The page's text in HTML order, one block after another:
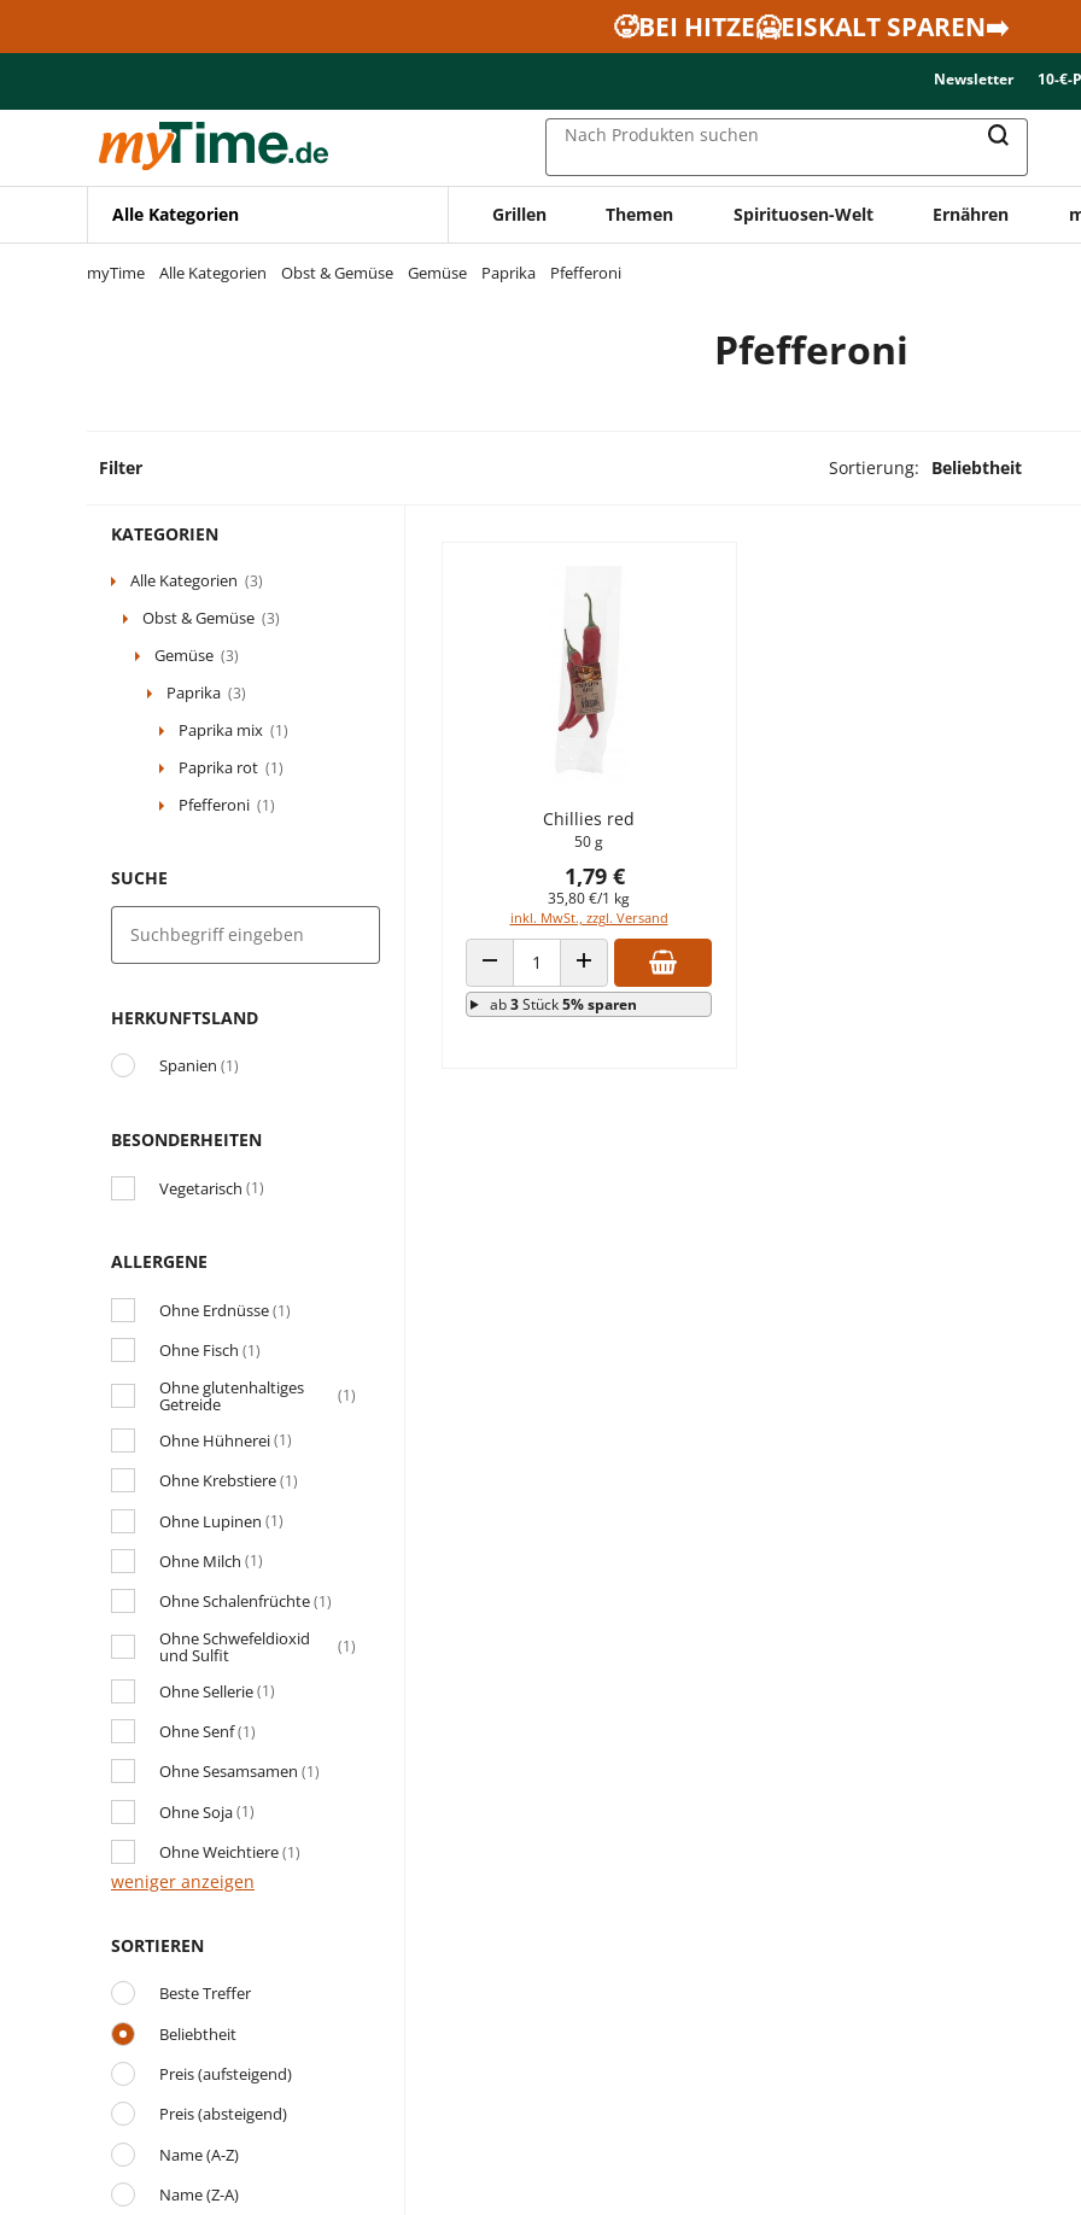
Zur Navigation springen
🥵BEI HITZE🥶EISKALT SPAREN➡️
Newsletter 10-€-
Nach Produkten suchen
Alle Kategorien Grillen Themen Spirituosen-Welt Ernähren
myTime Alle Kategorien Obst & Gemüse Gemüse Paprika Pfefferoni
Pfefferoni
Filter Sortierung: Beliebtheit
KATEGORIEN
Alle Kategorien (3)
Obst & Gemüse (3)
Gemüse (3)
Paprika (3)
Paprika mix (1)
Paprika rot (1)
Pfefferoni (1)
SUCHE
HERKUNFTSLAND
Spanien (1)
BESONDERHEITEN
Vegetarisch (1)
ALLERGENE
Ohne Erdnüsse(1)
Ohne Fisch (1)
Ohne glutenhaltiges
Getreide (1)
Ohne Hühnerei(1)
Ohne Krebstiere(1)
Ohne Lupinen (1)
Ohne Milch (1)
Ohne Schalenfrüchte(1)
Ohne Schwefeldioxid
und Sulfit (1)
Ohne Sellerie(1)
Ohne Senf(1)
Ohne Sesamsamen (1)
Ohne Soja(1)
Ohne Weichtiere(1)
weniger anzeigen
SORTIEREN
Beste Treffer
Beliebtheit
Preis (aufsteigend)
Preis (absteigend)
Name (A-Z)
Name (Z-A)
Chillies red
50 g
1,79 €
35,80 €/1 kg
inkl. MwSt., zzgl. Versand
ANZAHL VERRINGERNANZAHL ERHÖHEN
ab3Stück5% sparen